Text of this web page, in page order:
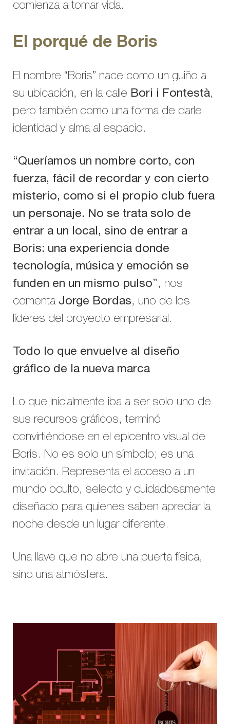
comienza a tomar vida.
El porqué de Boris
El nombre “Boris” nace como un guiño a
su ubicación, en la calle Bori i Fontestà,
pero también como una forma de darle
identidad y alma al espacio.
“Queríamos un nombre corto, con
fuerza, fácil de recordar y con cierto
misterio, como si el propio club fuera
un personaje. No se trata solo de
entrar a un local, sino de entrar a
Boris: una experiencia donde
tecnología, música y emoción se
funden en un mismo pulso”, nos
comenta Jorge Bordas, uno de los
líderes del proyecto empresarial.
Todo lo que envuelve al diseño
gráfico de la nueva marca
Lo que inicialmente iba a ser solo uno de
sus recursos gráficos, terminó
convirtiéndose en el epicentro visual de
Boris. No es solo un símbolo; es una
invitación. Representa el acceso a un
mundo oculto, selecto y cuidadosamente
diseñado para quienes saben apreciar la
noche desde un lugar diferente.
Una llave que no abre una puerta física,
sino una atmósfera.